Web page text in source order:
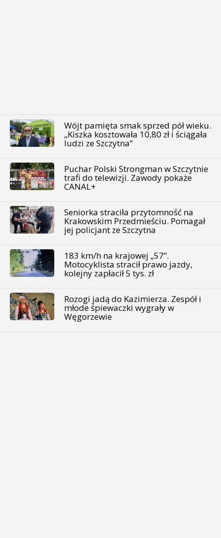
Wójt pamięta smak sprzed pół wieku.
„Kiszka kosztowała 10,80 zł i ściągała
ludzi ze Szczytna”
Puchar Polski Strongman w Szczytnie
trafi do telewizji. Zawody pokaże
CANAL+
Seniorka straciła przytomność na
Krakowskim Przedmieściu. Pomagał
jej policjant ze Szczytna
183 km/h na krajowej „57”.
Motocyklista stracił prawo jazdy,
kolejny zapłacił 5 tys. zł
Rozogi jadą do Kazimierza. Zespół i
młode śpiewaczki wygrały w
Węgorzewie